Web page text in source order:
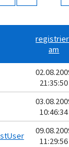
am
21:35:50
10:46:34
11:29:56